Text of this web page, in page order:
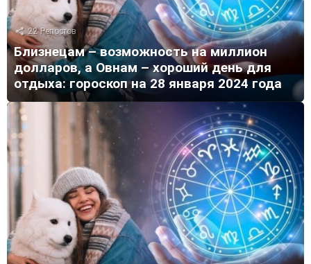
22 Репостов
Близнецам – возможность на миллион
долларов, а Овнам – хороший день для
отдыха: гороскоп на 28 января 2024 года